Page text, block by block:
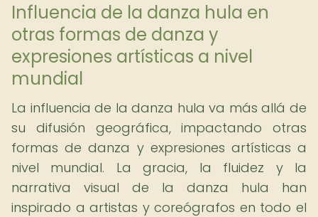
Influencia de la danza hula en
otras formas de danza y
expresiones artísticas a nivel
mundial
La influencia de la danza hula va más allá de
su difusión geográfica, impactando otras
formas de danza y expresiones artísticas a
nivel mundial. La gracia, la fluidez y la
narrativa visual de la danza hula han
inspirado a artistas y coreógrafos en todo el